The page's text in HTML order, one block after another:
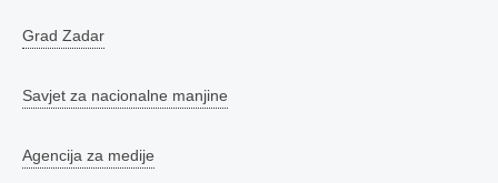
Grad Zadar
Savjet za nacionalne manjine
Agencija za medije